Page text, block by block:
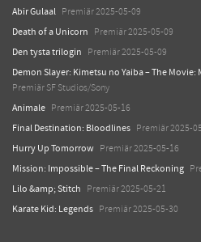
Abir Gulaal Premiär 2025-05-09
Death of a Unicorn Premiär 2025-05-09
Den tysta trilogin Premiär 2025-05-09
Demon Slayer: Kimetsu no Yaiba – The Movie:
Premiär SF Studios/Sony
Animale Premiär 2025-05-16
Final Destination: Bloodlines Premiär 2025-
Hurry Up Tomorrow Premiär 2025-05-16
Mission: Impossible – The Final Reckoning
Lilo &amp; Stitch Premiär 2025-05-21
Karate Kid: Legends Premiär 2025-05-30